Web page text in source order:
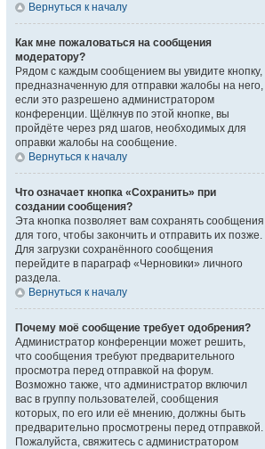
Вернуться к началу
Как мне пожаловаться на сообщения
модератору?
Рядом с каждым сообщением вы увидите кнопку,
предназначенную для отправки жалобы на него,
если это разрешено администратором
конференции. Щёлкнув по этой кнопке, вы
пройдёте через ряд шагов, необходимых для
оправки жалобы на сообщение.
Вернуться к началу
Что означает кнопка «Сохранить» при
создании сообщения?
Эта кнопка позволяет вам сохранять сообщения
для того, чтобы закончить и отправить их позже.
Для загрузки сохранённого сообщения
перейдите в параграф «Черновики» личного
раздела.
Вернуться к началу
Почему моё сообщение требует одобрения?
Администратор конференции может решить,
что сообщения требуют предварительного
просмотра перед отправкой на форум.
Возможно также, что администратор включил
вас в группу пользователей, сообщения
которых, по его или её мнению, должны быть
предварительно просмотрены перед отправкой.
Пожалуйста, свяжитесь с администратором